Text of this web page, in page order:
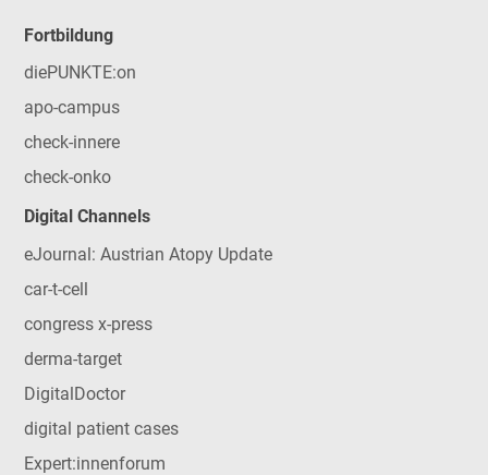
Fortbildung
diePUNKTE:on
apo-campus
check-innere
check-onko
Digital Channels
eJournal: Austrian Atopy Update
car-t-cell
congress x-press
derma-target
DigitalDoctor
digital patient cases
Expert:innenforum